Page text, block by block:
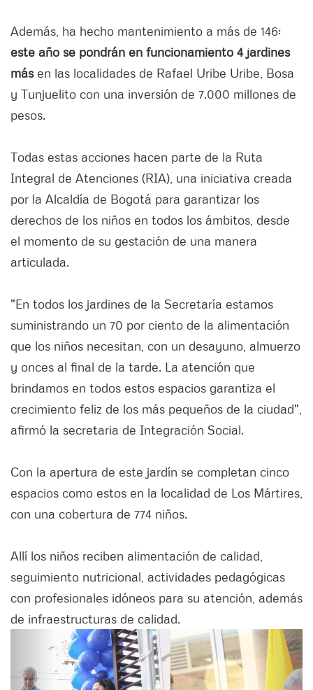
Además, ha hecho mantenimiento a más de 146:
este año se pondrán en funcionamiento 4 jardines
másen las localidades de Rafael Uribe Uribe, Bosa
y Tunjuelito con una inversión de 7.000 millones de
pesos.
Todas estas acciones hacen parte de la Ruta
Integral de Atenciones (RIA), una iniciativa creada
por la Alcaldía de Bogotá para garantizar los
derechos de los niños en todos los ámbitos, desde
el momento de su gestación de una manera
articulada.
"En todos los jardines de la Secretaría estamos
suministrando un 70 por ciento de la alimentación
que los niños necesitan, con un desayuno, almuerzo
y onces al final de la tarde. La atención que
brindamos en todos estos espacios garantiza el
crecimiento feliz de los más pequeños de la ciudad",
afirmó la secretaria de Integración Social.
Con la apertura de este jardín se completan cinco
espacios como estos en la localidad de Los Mártires,
con una cobertura de 774 niños.
Allí los niños reciben alimentación de calidad,
seguimiento nutricional, actividades pedagógicas
con profesionales idóneos para su atención, además
de infraestructuras de calidad.
Siguiente